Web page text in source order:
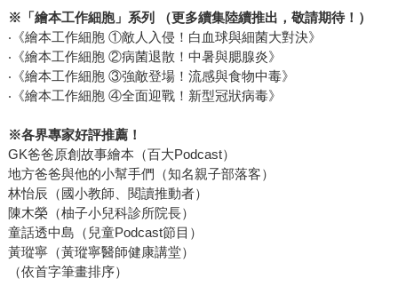
※ 「繪本工作細胞」系列 （更多續集陸續推出，敬請期待！）
‧《繪本工作細胞 ①敵人入侵！白血球與細菌大對決》
‧《繪本工作細胞 ②病菌退散！中暑與腮腺炎》
‧《繪本工作細胞 ③強敵登場！流感與食物中毒》
‧《繪本工作細胞 ④全面迎戰！新型冠狀病毒》
※各界專家好評推薦！
GK爸爸原創故事繪本（百大Podcast）
地方爸爸與他的小幫手們（知名親子部落客）
林怡辰（國小教師、閱讀推動者）
陳木榮（柚子小兒科診所院長）
童話透中島（兒童Podcast節目）
黃瑽寧（黃瑽寧醫師健康講堂）
（依首字筆畫排序）